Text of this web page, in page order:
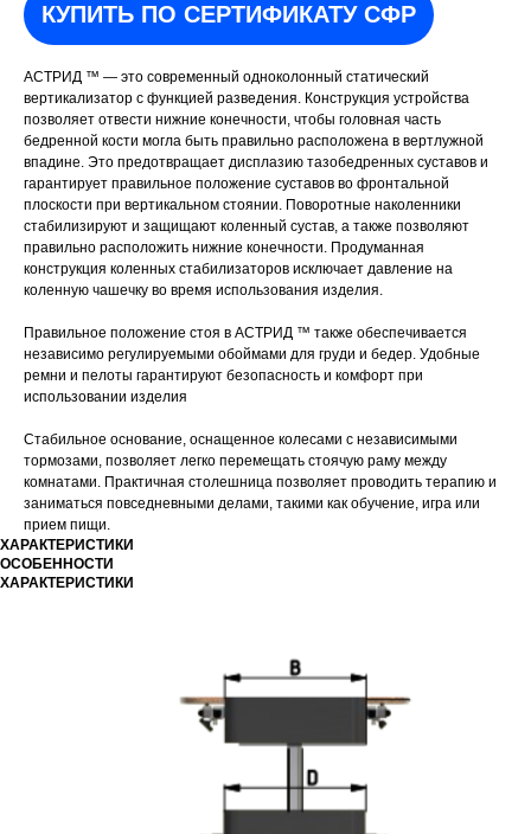
КУПИТЬ ПО СЕРТИФИКАТУ СФР
АСТРИД ™ — это современный одноколонный статический
вертикализатор с функцией разведения. Конструкция устройства
позволяет отвести нижние конечности, чтобы головная часть
бедренной кости могла быть правильно расположена в вертлужной
впадине. Это предотвращает дисплазию тазобедренных суставов и
гарантирует правильное положение суставов во фронтальной
плоскости при вертикальном стоянии. Поворотные наколенники
стабилизируют и защищают коленный сустав, а также позволяют
правильно расположить нижние конечности. Продуманная
конструкция коленных стабилизаторов исключает давление на
коленную чашечку во время использования изделия.
Правильное положение стоя в АСТРИД ™ также обеспечивается
независимо регулируемыми обоймами для груди и бедер. Удобные
ремни и пелоты гарантируют безопасность и комфорт при
использовании изделия
Стабильное основание, оснащенное колесами с независимыми
тормозами, позволяет легко перемещать стоячую раму между
комнатами. Практичная столешница позволяет проводить терапию и
заниматься повседневными делами, такими как обучение, игра или
прием пищи.
ХАРАКТЕРИСТИКИ
ОСОБЕННОСТИ
ХАРАКТЕРИСТИКИ